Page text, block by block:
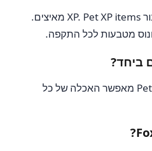
האכל עם pet food לצבור XP. Pet XP items מאיצים.
מטבעות לכל התקפה.
כן — מכפר 200, Pet Crew מאפשר האכלה של כל